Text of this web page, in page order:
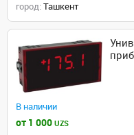
город: Ташкент
В наличии
от 1 000 UZS